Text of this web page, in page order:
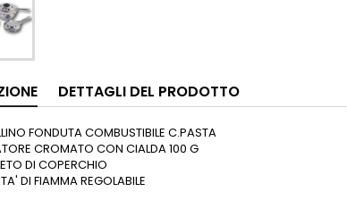
DETTAGLI DEL PRODOTTO
FONDUTA COMBUSTIBILE C.PASTA
CROMATO CON CIALDA 100 G
DI COPERCHIO
DI FIAMMA REGOLABILE